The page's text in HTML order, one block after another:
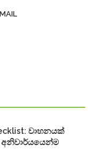
වාහනයක්
අනිවාර්යයෙන්ම